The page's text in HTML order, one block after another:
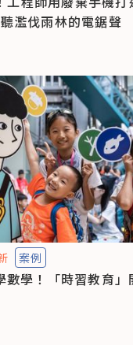
濫伐雨林的電鋸聲
案例
學！「時習教育」